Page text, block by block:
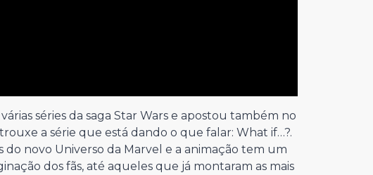
séries da saga Star Wars e apostou também no
a série que está dando o que falar: What if…?.
do novo Universo da Marvel e a animação tem um
dos fãs, até aqueles que já montaram as mais